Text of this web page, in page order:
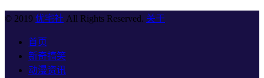
© 2019 优宅社 All Rights Reserved. 关于
首页
新奇搞笑
动漫资讯